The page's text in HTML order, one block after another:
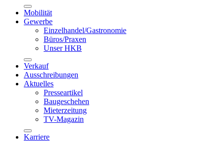
Mobilität
Gewerbe
Einzelhandel/Gastronomie
Büros/Praxen
Unser HKB
Verkauf
Ausschreibungen
Aktuelles
Presseartikel
Baugeschehen
Mieterzeitung
TV-Magazin
Karriere